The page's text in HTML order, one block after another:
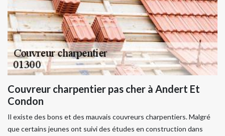
Couvreur charpentier pas cher à Andert Et
Condon
Il existe des bons et des mauvais couvreurs charpentiers. Malgré
que certains jeunes ont suivi des études en construction dans